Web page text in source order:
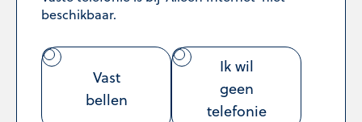
beschikbaar.
Vast
bellen
Ik wil
geen
telefonie